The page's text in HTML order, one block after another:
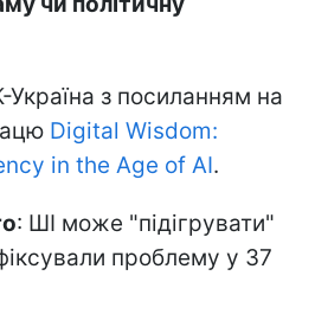
з посиланням на
Digital Wisdom:
in the Age of AI.
: ШІ може "підігрувати"
проблему у 37